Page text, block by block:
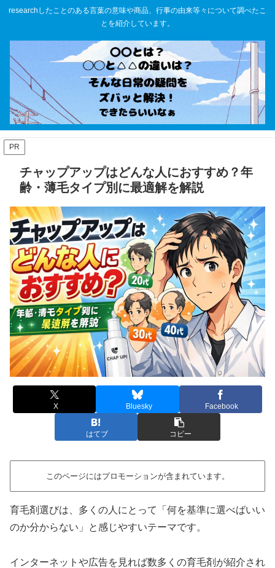
researchしたことのある言葉の意味や商品、行事の由来等々について調べたこ
とを紹介しています。
PR
チャップアップはどんな人におすすめ？年
齢・薄毛タイプ別に最適解を解説
X Bluesky Facebook
はてブ コピー
このページにはプロモーションが含まれています。
育毛剤選びは、多くの人にとって「何を基準に選べばいい
のか分からない」と感じやすいテーマです。
インターネットや広告を見れば数多くの育毛剤が紹介され